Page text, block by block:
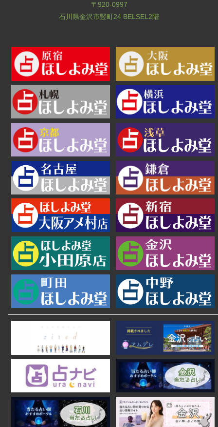
〒920-0997
石川県金沢市竪町24 BELSEL2階